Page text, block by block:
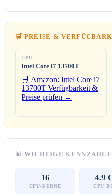
🛒 PREISE &
CPU
Intel Core i7 13700T
🛒 Amazon: Intel Core i7
13700T Verfügbarkeit &
Preise prüfen →
📊 WICHTIGE
16
CPU-KERNE
4.9
CPU